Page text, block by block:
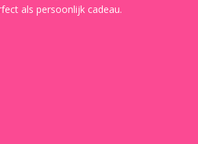
als persoonlijk cadeau.